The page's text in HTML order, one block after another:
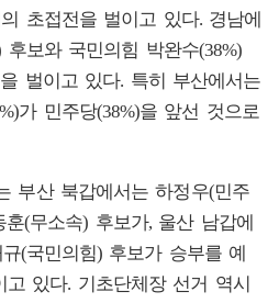
초접전을 벌이고 있다. 경남에
보와 국민의힘 박완수(38%)
벌이고 있다. 특히 부산에서는
가 민주당(38%)을 앞선 것으로
부산 북갑에서는 하정우(민주
훈(무소속) 후보가, 울산 남갑에
(국민의힘) 후보가 승부를 예
있다. 기초단체장 선거 역시